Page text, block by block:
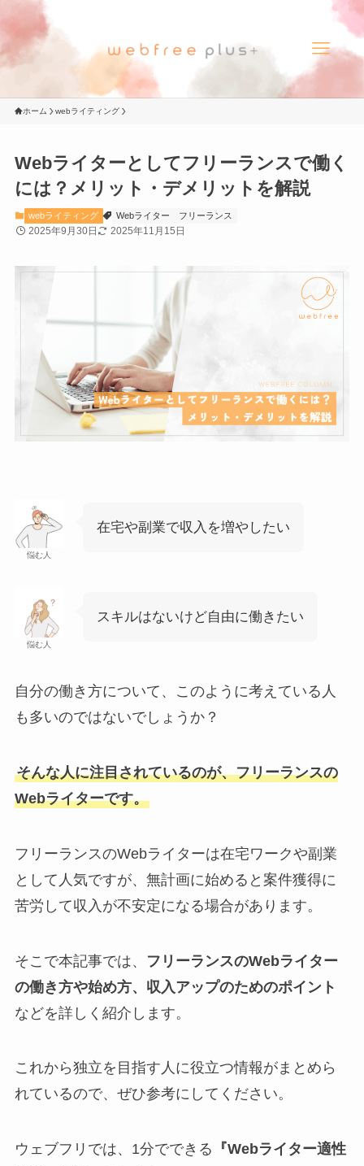
ホーム webライティング
Webライターとしてフリーランスで働く
には？メリット・デメリットを解説
webライティング Webライター フリーランス
2025年9月30日 2025年11月15日
悩む人
在宅や副業で収入を増やしたい
悩む人
スキルはないけど自由に働きたい
自分の働き方について、このように考えている人
も多いのではないでしょうか？
そんな人に注目されているのが、フリーランスの
Webライターです。
フリーランスのWebライターは在宅ワークや副業
として人気ですが、無計画に始めると案件獲得に
苦労して収入が不安定になる場合があります。
そこで本記事では、
フリーランスのWebライター
の働き方や始め方、収入アップのためのポイント
などを詳しく紹介します。
これから独立を目指す人に役立つ情報がまとめら
れているので、ぜひ参考にしてください。
ウェブフリでは、1分でできる 『Webライター適性